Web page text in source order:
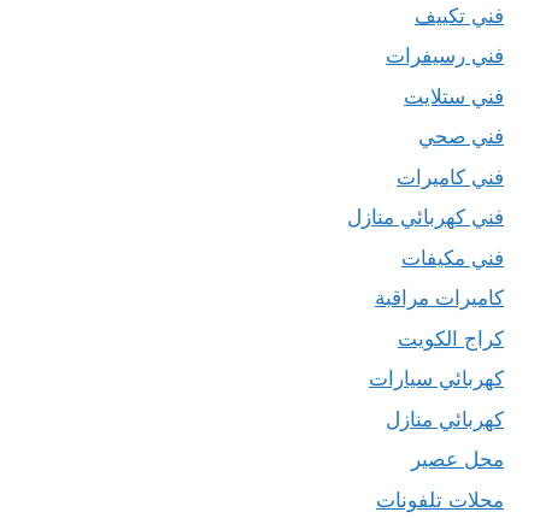
فني تكييف
فني رسيفرات
فني ستلايت
فني صحي
فني كاميرات
فني كهربائي منازل
فني مكيفات
كاميرات مراقبة
كراج الكويت
كهربائي سيارات
كهربائي منازل
محل عصير
محلات تلفونات